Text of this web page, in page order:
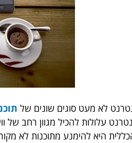
לא מעט סוגים שונים של
עלולות להכיל מגוון רחב של
היא להימנע מתוכנות לא